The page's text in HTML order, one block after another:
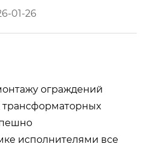
01-26
ограждений
трансформаторных
исполнителями все